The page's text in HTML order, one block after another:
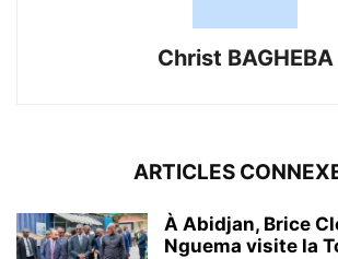
Christ BAGHEBA
ARTICLES
À Abidjan, Brice
Nguema visite la